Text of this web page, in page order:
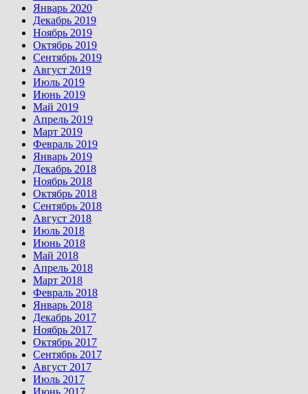
Январь 2020
Декабрь 2019
Ноябрь 2019
Октябрь 2019
Сентябрь 2019
Август 2019
Июль 2019
Июнь 2019
Май 2019
Апрель 2019
Март 2019
Февраль 2019
Январь 2019
Декабрь 2018
Ноябрь 2018
Октябрь 2018
Сентябрь 2018
Август 2018
Июль 2018
Июнь 2018
Май 2018
Апрель 2018
Март 2018
Февраль 2018
Январь 2018
Декабрь 2017
Ноябрь 2017
Октябрь 2017
Сентябрь 2017
Август 2017
Июль 2017
Июнь 2017